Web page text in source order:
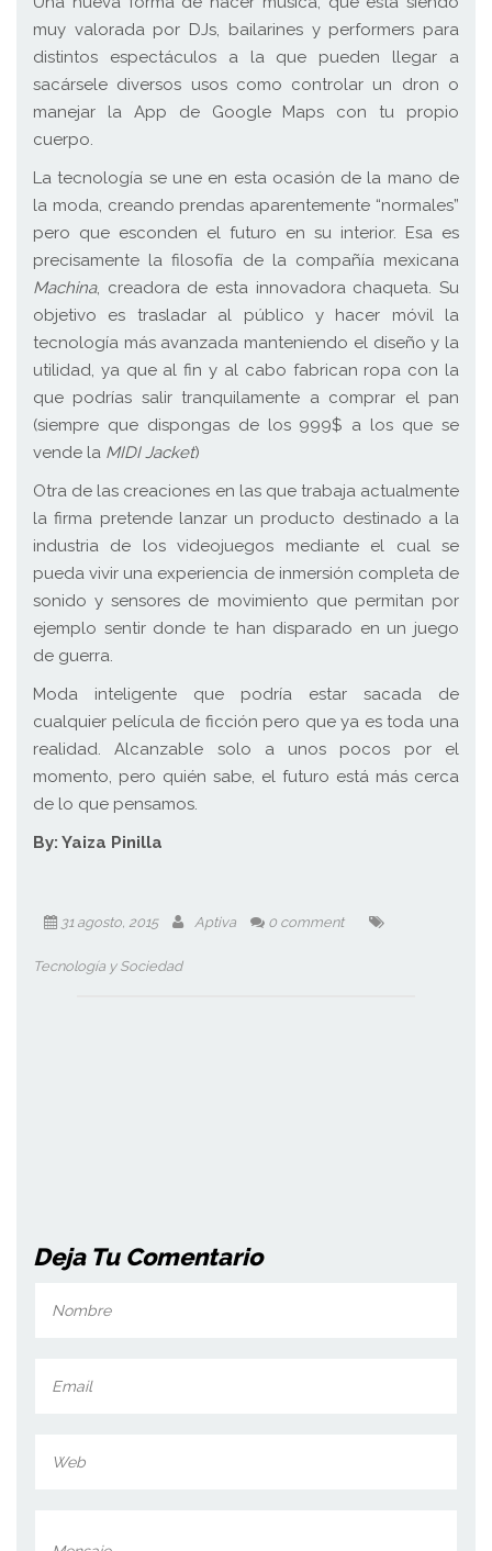
muy valorada por DJs, bailarines y performers para
distintos espectáculos a la que pueden llegar a
sacársele diversos usos como controlar un dron o
manejar la App de Google Maps con tu propio
cuerpo.
La tecnología se une en esta ocasión de la mano de
la moda, creando prendas aparentemente “normales”
pero que esconden el futuro en su interior. Esa es
precisamente la filosofía de la compañía mexicana
Machina, creadora de esta innovadora chaqueta. Su
objetivo es trasladar al público y hacer móvil la
tecnología más avanzada manteniendo el diseño y la
utilidad, ya que al fin y al cabo fabrican ropa con la
que podrías salir tranquilamente a comprar el pan
(siempre que dispongas de los 999$ a los que se
vende la MIDI Jacket)
Otra de las creaciones en las que trabaja actualmente
la firma pretende lanzar un producto destinado a la
industria de los videojuegos mediante el cual se
pueda vivir una experiencia de inmersión completa de
sonido y sensores de movimiento que permitan por
ejemplo sentir donde te han disparado en un juego
de guerra.
Moda inteligente que podría estar sacada de
cualquier película de ficción pero que ya es toda una
realidad. Alcanzable solo a unos pocos por el
momento, pero quién sabe, el futuro está más cerca
de lo que pensamos.
By: Yaiza Pinilla
31 agosto, 2015 Aptiva 0 comment
Tecnología y Sociedad
Deja Tu Comentario